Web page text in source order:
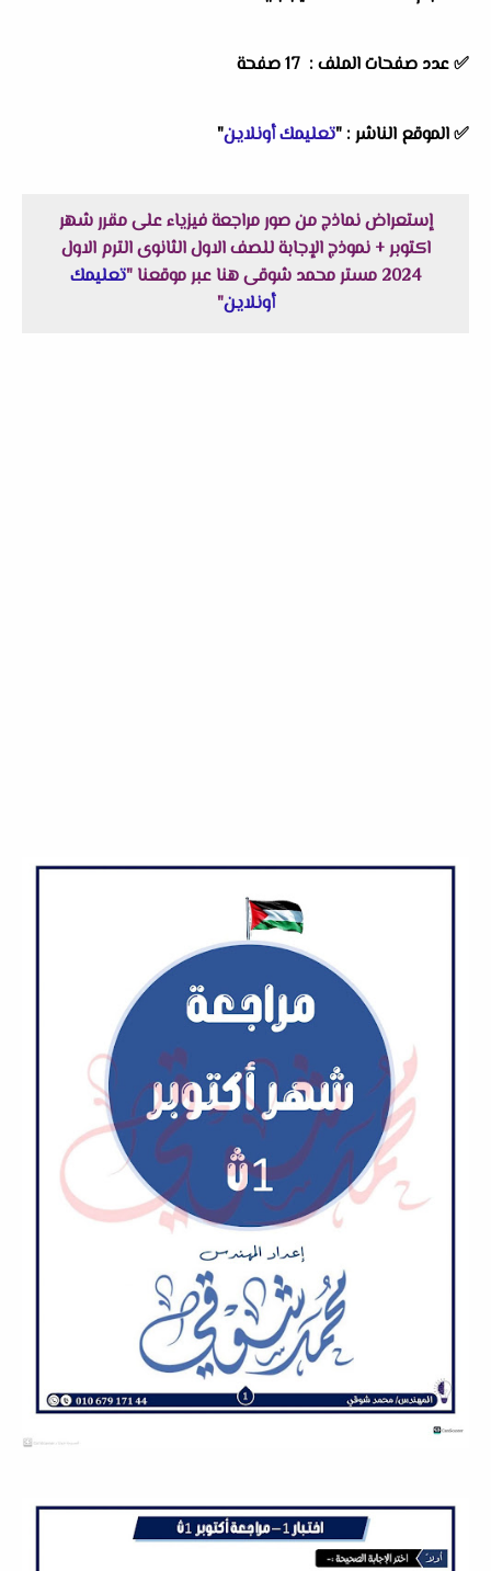
✅ عدد صفحات الملف : 17 صفحة
✅ الموقع الناشر : "تعليمك أونلاين"
إستعراض نماذج من صور مراجعة فيزياء على مقرر شهر
اكتوبر + نموذج الإجابة للصف الاول الثانوى الترم الاول
2024 مستر محمد شوقى هنا عبر موقعنا "
تعليمك
أونلاين"